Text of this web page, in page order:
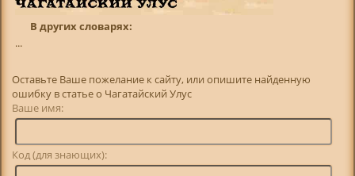
В других словарях:
...
Оставьте Ваше пожелание к сайту, или опишите найденную
ошибку в статье о Чагатайский Улус
Ваше имя:
Код (для знающих):